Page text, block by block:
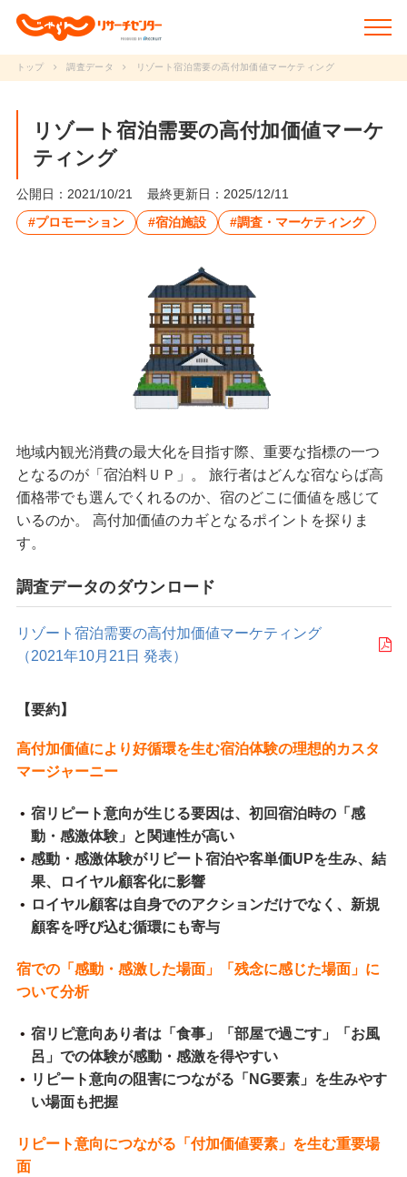
新着情報
調査データ
研究事例
トップ 調査データ リゾート宿泊需要の高付加価値マーケティング
リゾート宿泊需要の高付加価値マーケ
ティング
公開日：2021/10/21
最終更新日：2025/12/11
#プロモーション
#宿泊施設 #調査・マーケティング
地域内観光消費の最大化を目指す際、重要な指標の一つ
となるのが「宿泊料ＵＰ」。 旅行者はどんな宿ならば高
価格帯でも選んでくれるのか、宿のどこに価値を感じて
いるのか。 高付加価値のカギとなるポイントを探りま
す。
調査データのダウンロード
リゾート宿泊需要の高付加価値マーケティング
（2021年10月21日 発表）
【要約】
高付加価値により好循環を生む宿泊体験の理想的カスタ
マージャーニー
宿リピート意向が生じる要因は、初回宿泊時の「感
動・感激体験」と関連性が高い
感動・感激体験がリピート宿泊や客単価UPを生み、結
果、ロイヤル顧客化に影響
ロイヤル顧客は自身でのアクションだけでなく、新規
顧客を呼び込む循環にも寄与
宿での「感動・感激した場面」「残念に感じた場面」に
ついて分析
宿リピ意向あり者は「食事」「部屋で過ごす」「お風
呂」での体験が感動・感激を得やすい
リピート意向の阻害につながる「NG要素」を生みやす
い場面も把握
リピート意向につながる「付加価値要素」を生む重要場
面